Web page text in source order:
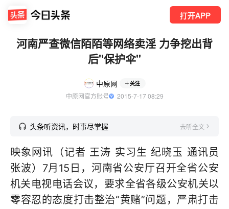
打开APP
河南严查微信陌陌等网络卖淫 力争挖出背
后"保护伞"
中原网 关注
中原网官方账号
  2015-7-17 08:29
头条听资讯，时事尽掌握 去听全文
映象网讯（记者 王涛 实习生 纪晓玉 通讯员
张波）7月15日，河南省公安厅召开全省公安
机关电视电话会议，要求全省各级公安机关以
零容忍的态度打击整治“黄赌”问题，严肃打击